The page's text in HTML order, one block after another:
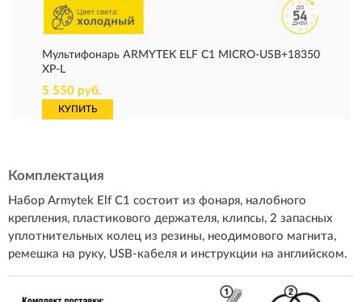
Мультифонарь ARMYTEK ELF C1 MICRO-USB+18350
XP-L
5 550 руб.
КУПИТЬ
Комплектация
Набор Armytek Elf C1 состоит из фонаря, налобного
крепления, пластикового держателя, клипсы, 2 запасных
уплотнительных колец из резины, неодимового магнита,
ремешка на руку, USB-кабеля и инструкции на английском.